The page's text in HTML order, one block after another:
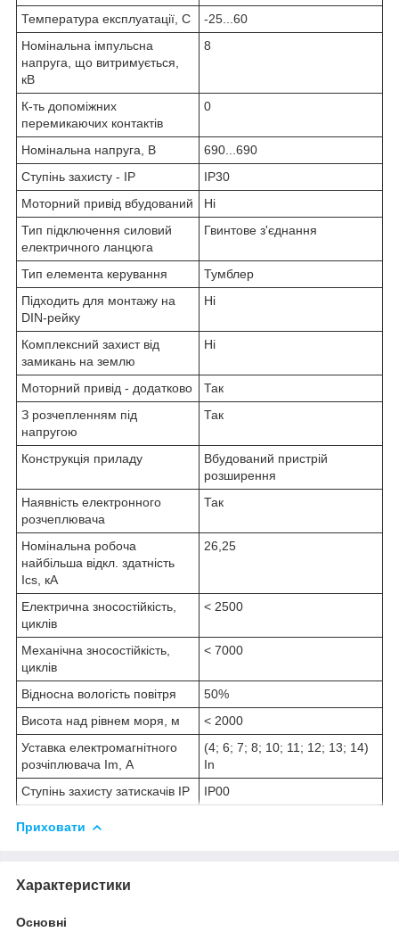
Температура експлуатації, C
-25...60
Номінальна імпульсна
напруга, що витримується,
кВ
8
К-ть допоміжних
перемикаючих контактів
0
Номінальна напруга, В
690...690
Ступінь захисту - IP
IP30
Моторний привід вбудований
Ні
Тип підключення силовий
електричного ланцюга
Гвинтове з'єднання
Тип елемента керування
Тумблер
Підходить для монтажу на
DIN-рейку
Ні
Комплексний захист від
замикань на землю
Ні
Моторний привід - додатково
Так
З розчепленням під
напругою
Так
Конструкція приладу
Вбудований пристрій
розширення
Наявність електронного
розчеплювача
Так
Номінальна робоча
найбільша відкл. здатність
Ics, кА
26,25
Електрична зносостійкість,
циклів
< 2500
Механічна зносостійкість,
циклів
< 7000
Відносна вологість повітря
50%
Висота над рівнем моря, м
< 2000
Уставка електромагнітного
розчіплювача Im, А
(4; 6; 7; 8; 10; 11; 12; 13; 14)
In
Ступінь захисту затискачів IP
IP00
Приховати
Характеристики
Основні